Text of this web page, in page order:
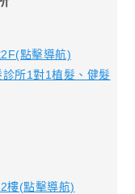
點擊導航)
所1對1植髮、健髮
樓(點擊導航)